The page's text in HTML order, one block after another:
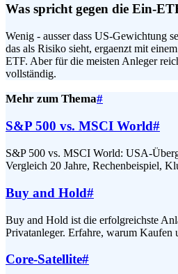
Was spricht gegen die Ein-
Wenig - ausser dass US-Gewichtung
das als Risiko sieht, ergaenzt mit
ETF. Aber für die meisten Anleger
vollständig.
Mehr zum Thema#
S&P 500 vs. MSCI World#
S&P 500 vs. MSCI World: USA-
Vergleich 20 Jahre, Rechenbeispiel,
Buy and Hold#
Buy and Hold ist die erfolgreichste
Privatanleger. Erfahre, warum Kaufen
Core-Satellite#